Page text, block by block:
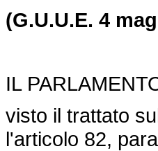
(G.U.U.E. 4
IL
visto il trattato
l'articolo 82,